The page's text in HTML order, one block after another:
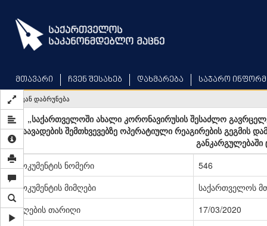
main
content
მთავარი ჩვენ შესახებ დახმარება საჯარო
უკან დაბრუნება
„საქართველოში ახალი კორონავირუსის შესაძლო
დაავადების შემთხვევებზე ოპერატიული რეაგირების გეგმის
დოკუმენტის ნომერი
546
დოკუმენტის მიმღები
საქართველოს
მიღების თარიღი
17/03/2020